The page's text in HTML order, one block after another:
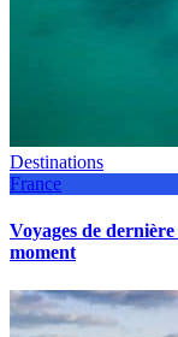
Destinations
France
Voyages de
moment